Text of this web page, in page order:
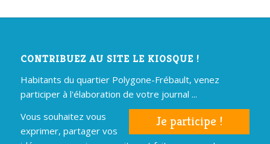
CONTRIBUEZ AU SITE LE KIOSQUE !
Habitants du quartier Polygone-Frébault, venez
participer à l'élaboration de votre journal ...
Je participe !
Vous souhaitez vous
exprimer, partager vos